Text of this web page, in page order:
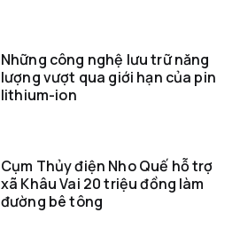
Những công nghệ lưu trữ năng
lượng vượt qua giới hạn của pin
lithium-ion
Cụm Thủy điện Nho Quế hỗ trợ
xã Khâu Vai 20 triệu đồng làm
đường bê tông